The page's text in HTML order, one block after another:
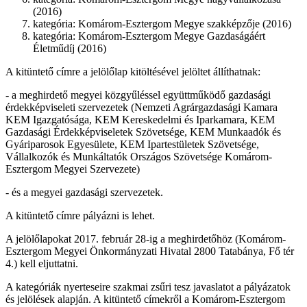
(2016)
kategória: Komárom-Esztergom Megye szakképzője (2016)
kategória: Komárom-Esztergom Megye Gazdaságáért
Életműdíj (2016)
A kitüntető címre a jelölőlap kitöltésével jelöltet állíthatnak:
- a meghirdető megyei közgyűléssel együttműködő gazdasági
érdekképviseleti szervezetek (Nemzeti Agrárgazdasági Kamara
KEM Igazgatósága, KEM Kereskedelmi és Iparkamara, KEM
Gazdasági Érdekképviseletek Szövetsége, KEM Munkaadók és
Gyáriparosok Egyesülete, KEM Ipartestületek Szövetsége,
Vállalkozók és Munkáltatók Országos Szövetsége Komárom-
Esztergom Megyei Szervezete)
- és a megyei gazdasági szervezetek.
A kitüntető címre pályázni is lehet.
A jelölőlapokat 2017. február 28-ig a meghirdetőhöz (Komárom-
Esztergom Megyei Önkormányzati Hivatal 2800 Tatabánya, Fő tér
4.) kell eljuttatni.
A kategóriák nyerteseire szakmai zsűri tesz javaslatot a pályázatok
és jelölések alapján. A kitüntető címekről a Komárom-Esztergom